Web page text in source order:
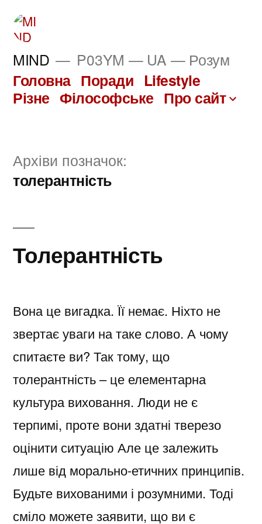
Перейти
вмісту
MIND P03YM — UA — Розум
Головна Поради Lifestyle
Різне Філософське Про сайт
Архіви позначок:
толерантність
Толерантність
Вона це вигадка. Її немає. Ніхто не
звертає уваги на таке слово. А чому
спитаєте ви? Так тому, що
толерантність – це елементарна
культура виховання. Люди не є
терпимі, проте вони здатні тверезо
оцінити ситуацію Але це залежить
лише від морально-етичних принципів.
Будьте вихованими і розумними. Тоді
сміло можете заявити, що ви є